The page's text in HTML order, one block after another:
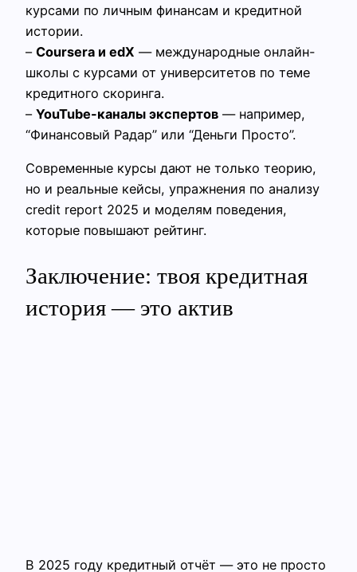
курсами по личным финансам и кредитной
истории.
– Coursera и edX — международные онлайн-
школы с курсами от университетов по теме
кредитного скоринга.
– YouTube-каналы экспертов — например,
“Финансовый Радар” или “Деньги Просто”.
Современные курсы дают не только теорию,
но и реальные кейсы, упражнения по анализу
credit report 2025 и моделям поведения,
которые повышают рейтинг.
Заключение: твоя кредитная
история — это актив
В 2025 году кредитный отчёт — это не просто